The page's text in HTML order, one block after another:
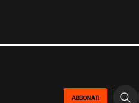
ABBONATI